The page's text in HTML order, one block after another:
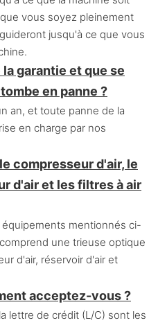
vous soyez pleinement
jusqu'à ce que vous
garantie et que se
en panne ?
an, et toute panne de la
en charge par nos
compresseur d'air, le
d'air et les filtres à air
mentionnés ci-
une trieuse optique
d'air, réservoir d'air et
acceptez-vous ?
lettre de crédit (L/C) sont les